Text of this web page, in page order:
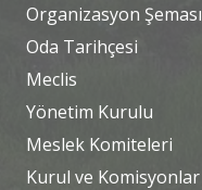
Organizasyon Şeması
Oda Tarihçesi
Meclis
Yönetim Kurulu
Meslek Komiteleri
Kurul ve Komisyonlar